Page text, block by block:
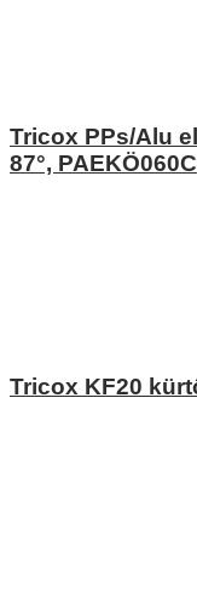
Tricox PPs/Alu
87°, PAEKÖ060C
Tricox KF20